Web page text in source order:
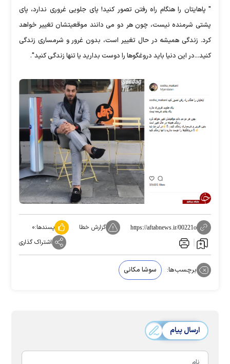
" پاهایتان را هنگام راه رفتن تصور کنید! پای جلویی غروری ندارد، پای
پشتی شرمنده نیست، چون هر دو می دانند موقعیتشان تغییر خواهد
کرد. زندگی همیشه در حال تغییر است، بدون غرور و شرمساری زندگی
کنید...در اين دنيا بايد دروغگوها را دوست بداريد يا تنها زندگى كنيد".
https://aftabnews.ir/00221o گزارش خطا پسندها:۰
اشتراک گذاری
برچسب‌ها: سوشا مکانی
ارسال پیام